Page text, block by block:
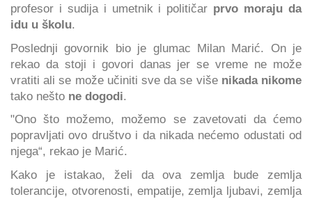
profesor i sudija i umetnik i političar prvo moraju da
idu u školu.
Poslednji govornik bio je glumac Milan Marić. On je
rekao da stoji i govori danas jer se vreme ne može
vratiti ali se može učiniti sve da se više nikada nikome
tako nešto ne dogodi.
"Ono što možemo, možemo se zavetovati da ćemo
popravljati ovo društvo i da nikada nećemo odustati od
njega“, rekao je Marić.
Kako je istakao, želi da ova zemlja bude zemlja
tolerancije, otvorenosti, empatije, zemlja ljubavi, zemlja